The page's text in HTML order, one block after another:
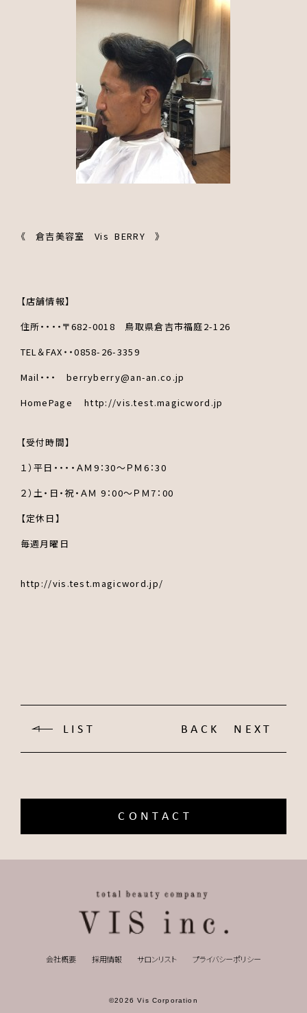
《 倉吉美容室 Vis BERRY 》
【店舗情報】
住所・・・・〒682-0018 鳥取県倉吉市福庭2-126
TEL＆FAX・・0858-26-3359
Mail・・・ berryberry@an-an.co.jp
HomePage http://vis.test.magicword.jp
【受付時間】
１）平日・・・・ＡＭ9：30～ＰＭ6：30
２）土・日・祝・ＡＭ 9：00～ＰＭ7：00
【定休日】
毎週月曜日
http://vis.test.magicword.jp/
LIST BACK NEXT
CONTACT
会社概要 採用情報 サロンリスト プライバシーポリシー
©2026 Vis Corporation